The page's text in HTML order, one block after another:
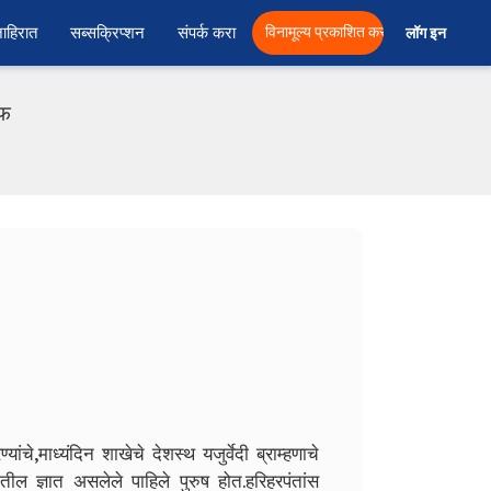
सब्सक्रिप्शन संपर्क करा विनामूल्य प्रकाशित करा लॉग इन
शाखेचे देशस्थ यजुर्वेदी ब्राम्हणाचे
ज्ञात असलेले पाहिले पुरुष होत.हरिहरपंतांस